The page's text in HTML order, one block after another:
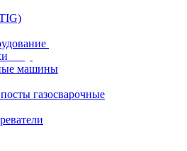
машины
газосварочные